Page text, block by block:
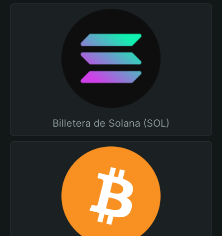
Billetera de Solana (SOL)